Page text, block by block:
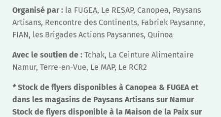
Organisé par : la FUGEA, Le RESAP, Canopea, Paysans
Artisans, Rencontre des Continents, Fabriek Paysanne,
FIAN, les Brigades Actions Paysannes, Quinoa
Avec le soutien de : Tchak, La Ceinture Alimentaire
Namur, Terre-en-Vue, Le MAP, Le RCR2
*Stock de flyers disponibles à Canopea & FUGEA et
dans les magasins de Paysans Artisans sur Namur
Stock de flyers disponible à la Maison de la Paix sur